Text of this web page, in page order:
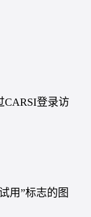
CARSI登录访
用”标志的图